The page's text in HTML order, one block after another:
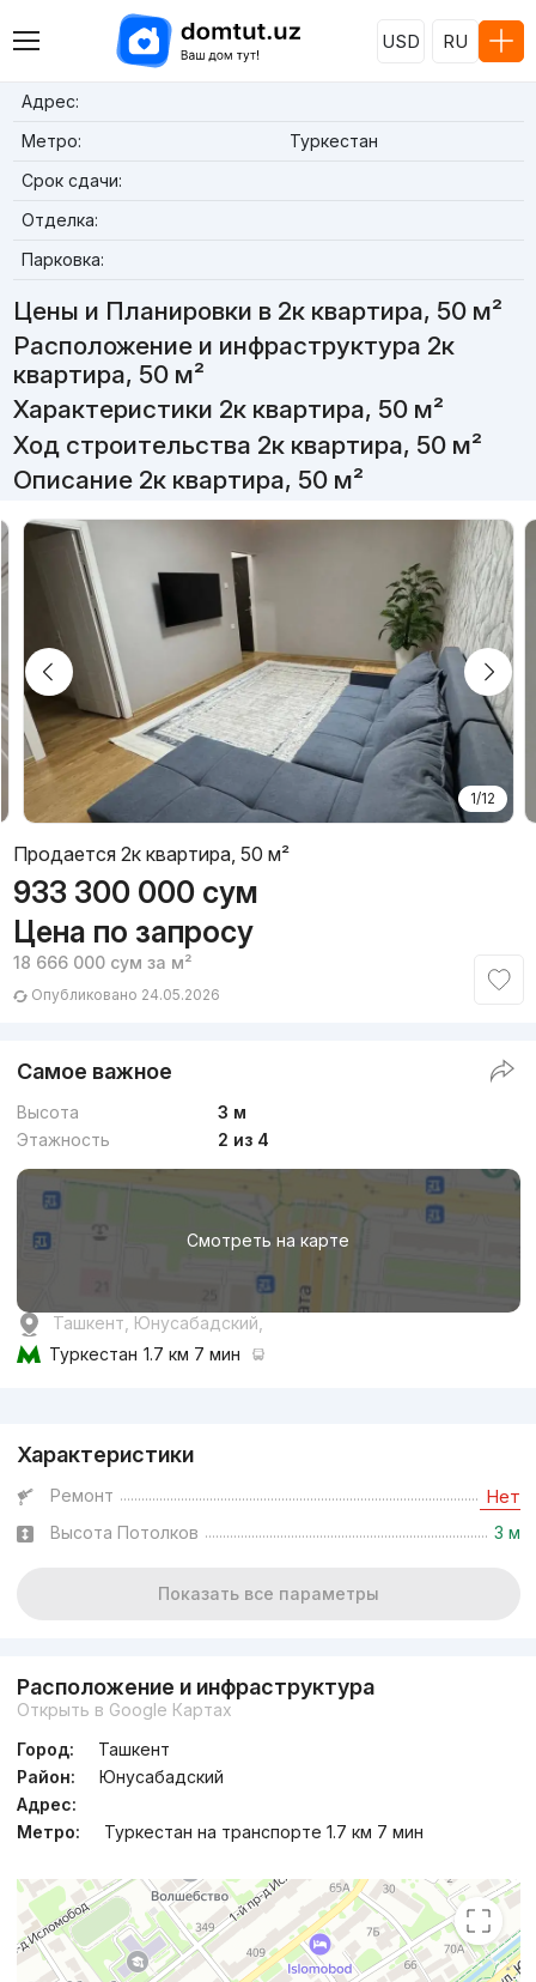
USD RU
Адрес:
Метро:
Туркестан
Срок сдачи:
Отделка:
Парковка:
Цены и Планировки в 2к квартира, 50 м²
Расположение и инфраструктура 2к
квартира, 50 м²
Характеристики 2к квартира, 50 м²
Ход строительства 2к квартира, 50 м²
Описание 2к квартира, 50 м²
1/12
Продается 2к квартира, 50 м²
933 300 000 сум
Цена по запросу
18 666 000 сум за м²
Опубликовано 24.05.2026
Самое важное
Высота
3 м
Этажность
2 из 4
Смотреть на карте
Ташкент, Юнусабадский,
Туркестан 1.7 км 7 мин
Характеристики
Ремонт Нет
Высота Потолков 3 м
Показать все параметры
Расположение и инфраструктура
Открыть в Google Картах
Город:
Ташкент
Район:
Юнусабадский
Адрес:
Метро:
Туркестан на транспорте 1.7 км 7 мин